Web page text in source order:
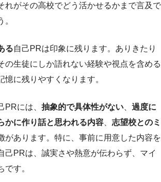
れがその高校でどう活かせるかまで言及で
る自己PRは印象に残ります。ありきたり
の生徒にしか語れない経験や視点を含める
憶に残りやすくなります。
PRには、 抽象的で具体性がない
過度に
かに作り話と思われる内容
志望校とのミ
があります。特に、事前に用意した内容を
己PRは、誠実さや熱意が伝わらず、マイ
です。